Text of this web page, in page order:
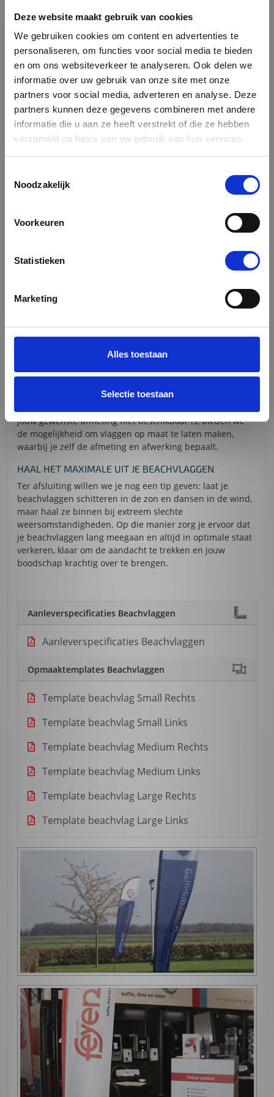
Deze website maakt gebruik van cookies
We gebruiken cookies om content en advertenties te
personaliseren, om functies voor social media te bieden
en om ons websiteverkeer te analyseren. Ook delen we
informatie over uw gebruik van onze site met onze
partners voor social media, adverteren en analyse. Deze
partners kunnen deze gegevens combineren met andere
informatie die u aan ze heeft verstrekt of die ze hebben
verzameld op basis van uw gebruik van hun services.
Noodzakelijk
Voorkeuren
Statistieken
Marketing
Alles toestaan
Selectie toestaan
DUURZAME KWALITEIT MET LONGLIFE
KWALITEITSDOEK
Bij ons krijg je beachvlaggen gemaakt van het sterke
Longlife kwaliteitsdoek. Dit hoogwaardige materiaal
voorkomt rafelen, waardoor er geen zoom nodig is
rondom de vlag. Hierdoor krijg je altijd een strakke
presentatie, zonder dat je je zorgen hoeft te maken over
Veiligheid is ook een belangrijk aspect bij het gebruik van
veilig binnen kunnen worden gebruikt zonder enig risico.
Een interessant kenmerk van beachvlaggen is dat ze voor
95% doorschijnend zijn. Dit betekent dat jouw boodschap
ook aan de achterkant in spiegelbeeld te zien is. Zo bereik
je een breder publiek en maximaliseer je de impact van je
Daarnaast bieden we beachvlaggen aan in drie
extra accessoires beschikbaar. Zo kun je de vlaggen
MAATWERK VOOR VLAGGEN NAAR JOUW WENSEN
Naast beachvlaggen leveren we ookbaniervlaggen
jouw gewenste afmeting niet beschikbaar is, bieden we
de mogelijkheid om vlaggen op maat te laten maken,
waarbij je zelf de afmeting en afwerking bepaalt.
HAAL HET MAXIMALE UIT JE BEACHVLAGGEN
Ter afsluiting willen we je nog een tip geven: laat je
beachvlaggen schitteren in de zon en dansen in de wind,
maar haal ze binnen bij extreem slechte
weersomstandigheden. Op die manier zorg je ervoor dat
je beachvlaggen lang meegaan en altijd in optimale staat
verkeren, klaar om de aandacht te trekken en jouw
boodschap krachtig over te brengen.
Aanleverspecificaties Beachvlaggen
Aanleverspecificaties Beachvlaggen
Opmaaktemplates Beachvlaggen
Template beachvlag Small Rechts
Template beachvlag Small Links
Template beachvlag Medium Rechts
Template beachvlag Medium Links
Template beachvlag Large Rechts
Template beachvlag Large Links